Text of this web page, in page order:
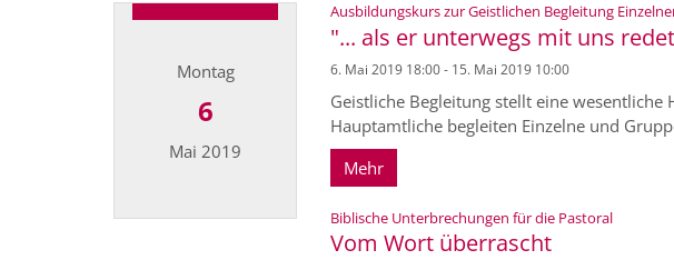
Montag
6
Mai 2019
Ausbildungskurs zur Geistlichen Begleitung
"... als er unterwegs mit uns
6. Mai 2019 18:00 - 15. Mai 2019 10:00
Geistliche Begleitung stellt eine
Hauptamtliche begleiten Einzelne und
Mehr
Biblische Unterbrechungen für die Pastoral:
Vom Wort überrascht